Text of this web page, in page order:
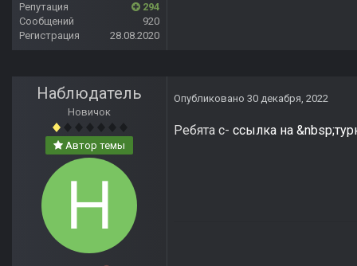
Репутация
294
Сообщений
920
Регистрация
28.08.2020
Наблюдатель
Новичок
Автор темы
Опубликовано 30 декабря, 2022
Ребята с- ссылка на